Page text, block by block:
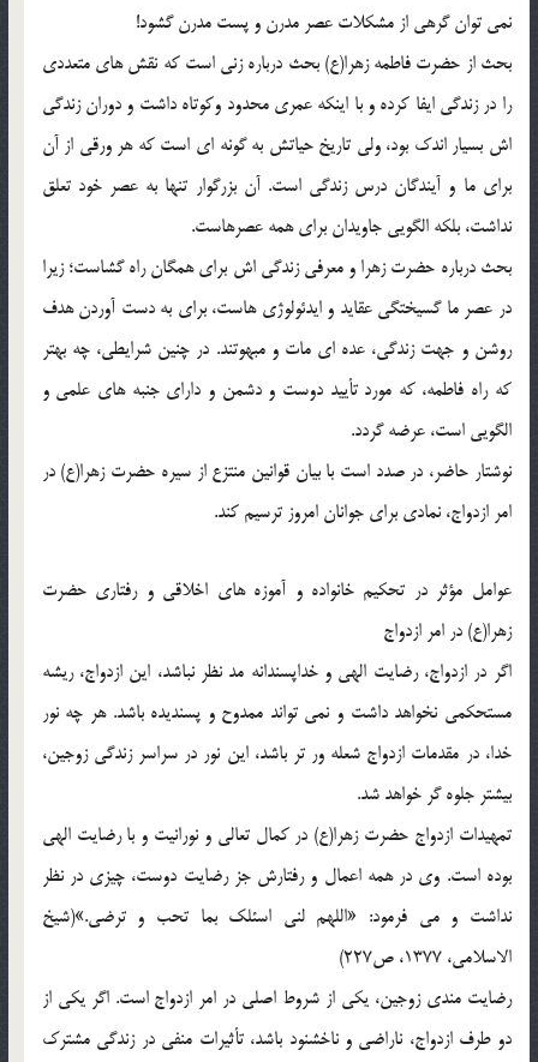
نمی توان گرهی از مشکلات عصر مدرن و پست مدرن گشود!
بحث از حضرت فاطمه زهرا(ع) بحث درباره زنی است که نقش های متعددی
را در زندگی ایفا کرده و با اینکه عمری محدود وکوتاه داشت و دوران زندگی
اش بسیار اندک بود، ولی تاریخ حیاتش به گونه ای است که هر ورقی از آن
برای ما و آیندگان درس زندگی است. آن بزرگوار تنها به عصر خود تعلق
نداشت، بلکه الگویی جاویدان برای همه عصرهاست.
بحث درباره حضرت زهرا و معرفی زندگی اش برای همگان راه گشاست؛ زیرا
در عصر ما گسیختگی عقاید و ایدئولوژی هاست، برای به دست آوردن هدف
روشن و جهت زندگی، عده ای مات و مبهوتند. در چنین شرایطی، چه بهتر
که راه فاطمه، که مورد تأیید دوست و دشمن و دارای جنبه های علمی و
الگویی است، عرضه گردد.
نوشتار حاضر، در صدد است با بیان قوانین منتزع از سیره حضرت زهرا(ع) در
امر ازدواج، نمادی برای جوانان امروز ترسیم کند.
عوامل مؤثر در تحکیم خانواده و آموزه های اخلاقی و رفتاری حضرت
زهرا(ع) در امر ازدواج
اگر در ازدواج، رضایت الهی و خداپسندانه مد نظر نباشد، این ازدواج، ریشه
مستحکمی نخواهد داشت و نمی تواند ممدوح و پسندیده باشد. هر چه نور
خدا، در مقدمات ازدواج شعله ور تر باشد، این نور در سراسر زندگی زوجین،
بیشتر جلوه گر خواهد شد.
تمهیدات ازدواج حضرت زهرا(ع) در کمال تعالی و نورانیت و با رضایت الهی
بوده است. وی در همه اعمال و رفتارش جز رضایت دوست، چیزی در نظر
نداشت و می فرمود: «اللهم لنی اسئلک بما تحب و ترضی.»(شیخ
الاسلامی، 1377، ص227)
رضایت مندی زوجین، یکی از شروط اصلی در امر ازدواج است. اگر یکی از
دو طرف ازدواج، ناراضی و ناخشنود باشد، تأثیرات منفی در زندگی مشترک